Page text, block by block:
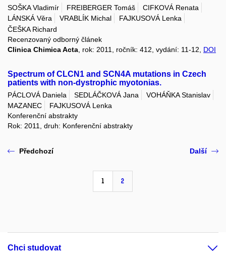
SOŠKA Vladimír FREIBERGER Tomáš
CIFKOVÁ Renata
LÁNSKÁ Věra
VRABLÍK Michal
FAJKUSOVÁ Lenka
ČEŠKA Richard
Recenzovaný odborný článek
Clinica Chimica Acta , rok: 2011, ročník: 412, vydání: 11-12, DOI
Spectrum of CLCN1 and SCN4A mutations in Czech
patients with non-dystrophic myotonias.
PÁCLOVÁ Daniela SEDLÁČKOVÁ Jana
VOHÁŇKA Stanislav
MAZANEC
FAJKUSOVÁ Lenka
Konferenční abstrakty
Rok: 2011, druh: Konferenční abstrakty
Předchozí
1 2
Další
Chci studovat